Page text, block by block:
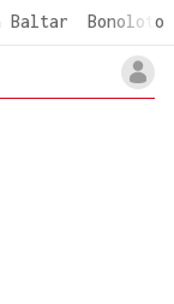
Baltar Bonoloto